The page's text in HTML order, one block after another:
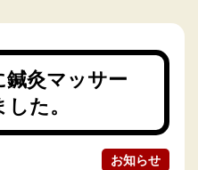
灸マッサー
た。
お知らせ